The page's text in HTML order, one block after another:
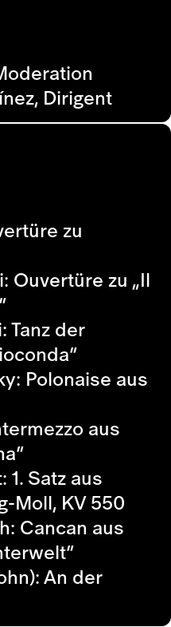
Dirigent
zu
Ouvertüre zu „Il
Tanz der
Polonaise aus
aus
1. Satz aus
Moll, KV 550
Cancan aus
An der